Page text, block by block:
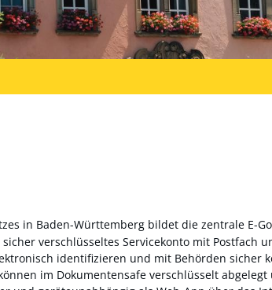
in Baden-Württemberg bildet die zentrale E-
verschlüsseltes Servicekonto mit Postfach
identifizieren und mit Behörden sicher
im Dokumentensafe verschlüsselt